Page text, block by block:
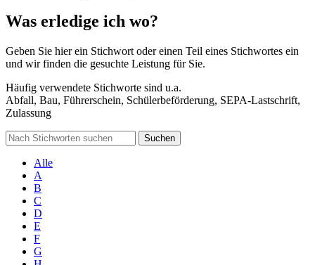
Was erledige ich wo?
Geben Sie hier ein Stichwort oder einen Teil eines Stichwortes ein
und wir finden die gesuchte Leistung für Sie.
Häufig verwendete Stichworte sind u.a.
Abfall, Bau, Führerschein, Schülerbeförderung, SEPA-Lastschrift,
Zulassung
Suchen
Alle
A
B
C
D
E
F
G